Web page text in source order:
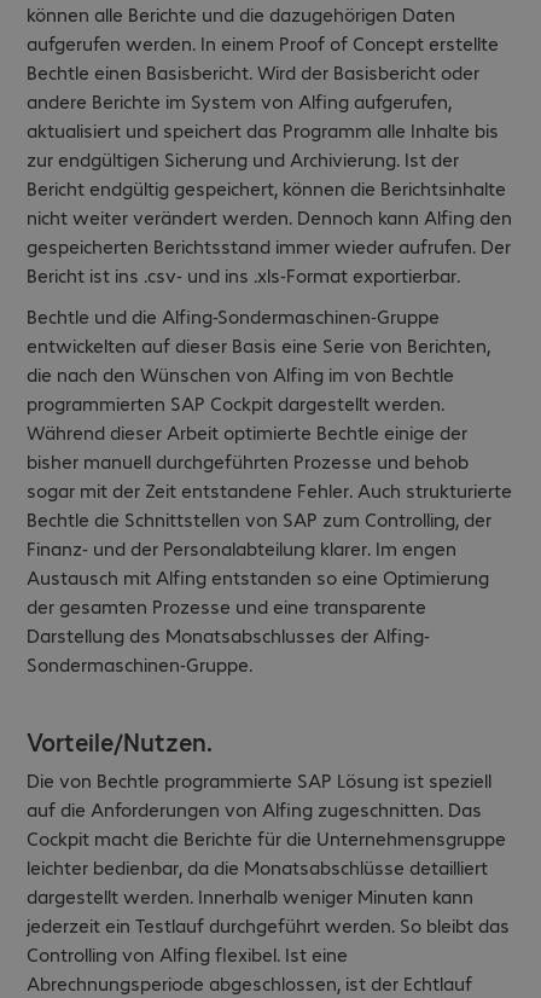
können alle Berichte und die dazugehörigen Daten
aufgerufen werden. In einem Proof of Concept erstellte
Bechtle einen Basisbericht. Wird der Basisbericht oder
andere Berichte im System von Alfing aufgerufen,
aktualisiert und speichert das Programm alle Inhalte bis
zur endgültigen Sicherung und Archivierung. Ist der
Bericht endgültig gespeichert, können die Berichtsinhalte
nicht weiter verändert werden. Dennoch kann Alfing den
gespeicherten Berichtsstand immer wieder aufrufen. Der
Bericht ist ins .csv- und ins .xls-Format exportierbar.
Bechtle und die Alfing-Sondermaschinen-Gruppe
entwickelten auf dieser Basis eine Serie von Berichten,
die nach den Wünschen von Alfing im von Bechtle
programmierten SAP Cockpit dargestellt werden.
Während dieser Arbeit optimierte Bechtle einige der
bisher manuell durchgeführten Prozesse und behob
sogar mit der Zeit entstandene Fehler. Auch strukturierte
Bechtle die Schnittstellen von SAP zum Controlling, der
Finanz- und der Personalabteilung klarer. Im engen
Austausch mit Alfing entstanden so eine Optimierung
der gesamten Prozesse und eine transparente
Darstellung des Monatsabschlusses der Alfing-
Sondermaschinen-Gruppe.
Vorteile/Nutzen.
Die von Bechtle programmierte SAP Lösung ist speziell
auf die Anforderungen von Alfing zugeschnitten. Das
Cockpit macht die Berichte für die Unternehmensgruppe
leichter bedienbar, da die Monatsabschlüsse detailliert
dargestellt werden. Innerhalb weniger Minuten kann
jederzeit ein Testlauf durchgeführt werden. So bleibt das
Controlling von Alfing flexibel. Ist eine
Abrechnungsperiode abgeschlossen, ist der Echtlauf